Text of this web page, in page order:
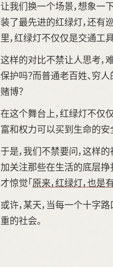
让我们换一个场景，想象一
装了最先进的红绿灯，还有
里，红绿灯不仅仅是交通工
这样的对比不禁让人思考，
保护吗？而普通老百姓、穷
赌博？
在这个舞台上，红绿灯不仅
富和权力可以买到生命的安
于是，我们不禁要问，这样
加关注那些在生活的底层挣
才惊觉「原来，红绿灯，也是
或许，某天，当每一个十字
重的社会。